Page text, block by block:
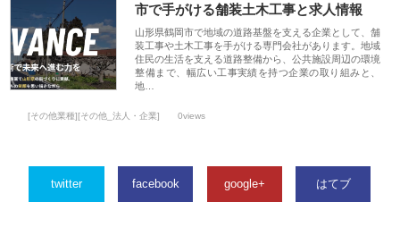
市で手がける舗装土木工事と求人情報
山形県鶴岡市で地域の道路基盤を支える企業として、舗
装工事や土木工事を手がける専門会社があります。地域
住民の生活を支える道路整備から、公共施設周辺の環境
整備まで、幅広い工事実績を持つ企業の取り組みと、
地…
[その他業種][その他_法人・企業] 0views
twitter facebook google+ はてブ